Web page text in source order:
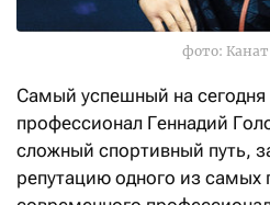
фото: Канат
Самый успешный на сегодня
профессионал Геннадий
сложный спортивный путь,
репутацию одного из самых